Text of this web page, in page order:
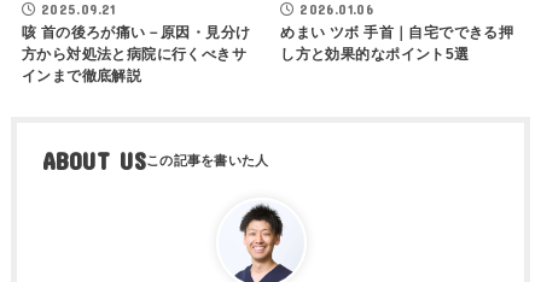
2025.09.21
咳 首の後ろが痛い－原因・見分け
方から対処法と病院に行くべきサ
インまで徹底解説
2026.01.06
めまい ツボ 手首｜自宅でできる押
し方と効果的なポイント5選
ABOUT US